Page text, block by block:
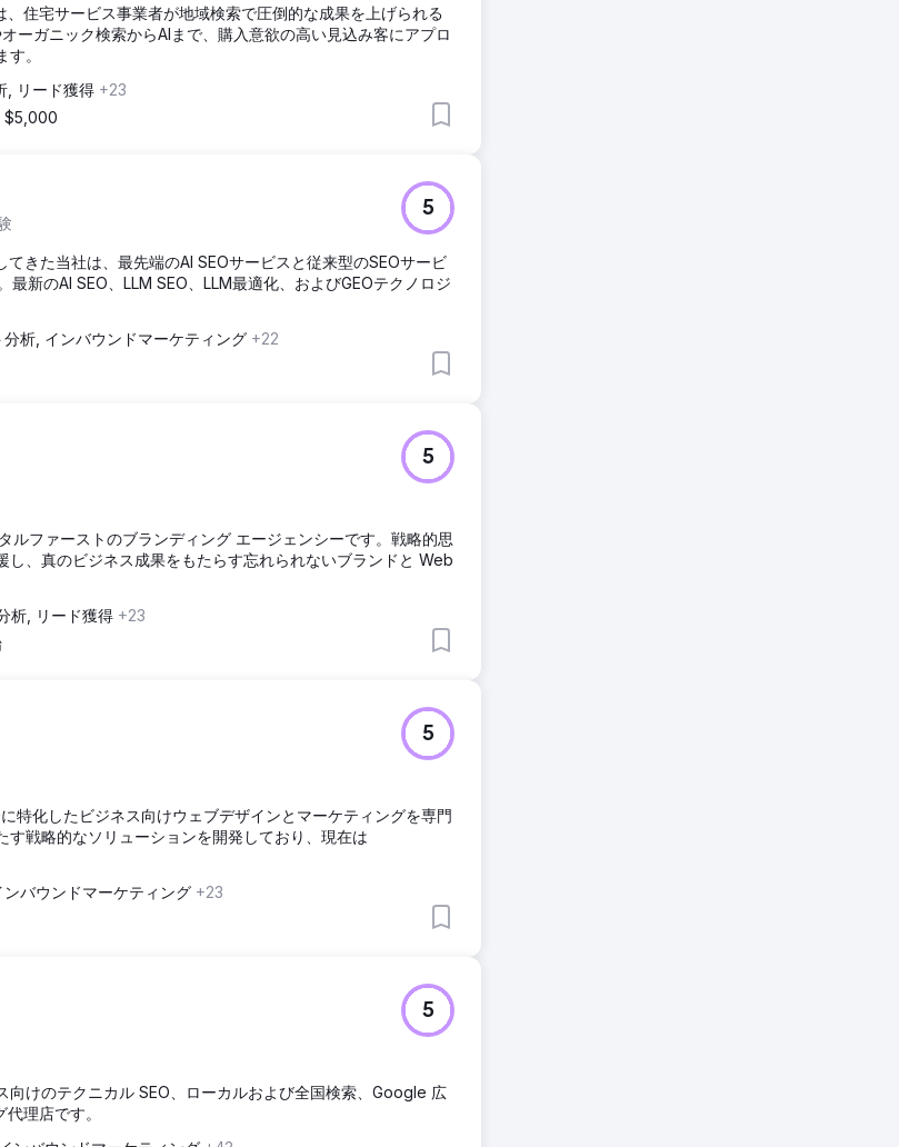
住宅サービス事業者が地域検索で圧倒的な成果を上げられる
ーガニック検索からAIまで、購入意欲の高い見込み客にアプロ
。
, リード獲得 +23
$5,000
5
きた当社は、最先端のAI SEOサービスと従来型のSEOサービ
新のAI SEO、LLM SEO、LLM最適化、およびGEOテクノロジ
分析, インバウンドマーケティング +22
5
ファーストのブランディング エージェンシーです。戦略的思
、真のビジネス成果をもたらす忘れられないブランドと Web
析, リード獲得 +23
5
特化したビジネス向けウェブデザインとマーケティングを専門
戦略的なソリューションを開発しており、現在は
バウンドマーケティング +23
5
けのテクニカル SEO、ローカルおよび全国検索、Google 広
理店です。